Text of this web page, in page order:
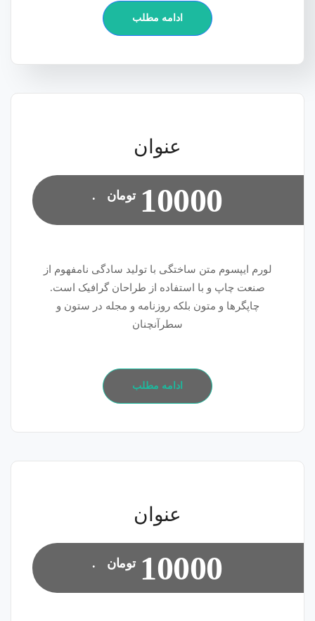
ادامه مطلب
عنوان
10000 تومان .
لورم ایپسوم متن ساختگی با تولید سادگی نامفهوم از
صنعت چاپ و با استفاده از طراحان گرافیک است.
چاپگرها و متون بلکه روزنامه و مجله در ستون و
سطرآنچنان
ادامه مطلب
عنوان
10000 تومان .